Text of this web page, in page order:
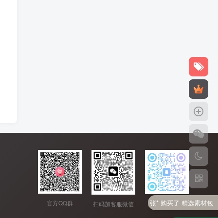
官方QQ群 扫码加客服微信 扫码加客服QQ
张* 购买了 精选素材包